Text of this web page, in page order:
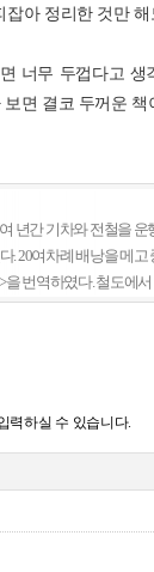
아 정리한 것만
너무 두껍다고
면 결코 두꺼운
년간 기차와 전철을
. 20여차례 배낭을 메
번역하였다. 철도에
력하실 수 있습니다.